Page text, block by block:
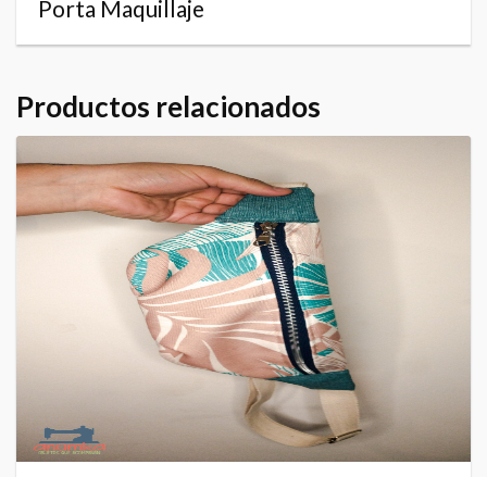
Porta Maquillaje
Productos relacionados